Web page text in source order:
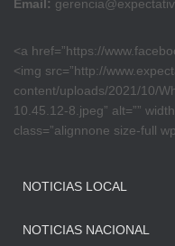
Email:
<a href=”https://
<img src=”http://
content/uploads/2021/10/
10.45.12-8.jpeg” alt=””
class=”alignnone size-full
NOTICIAS LOCAL
NOTICIAS NACIONAL